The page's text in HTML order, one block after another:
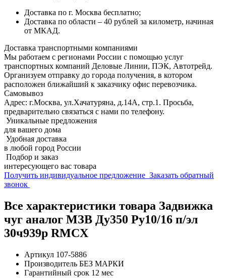
Доставка по г. Москва бесплатно;
Доставка по области – 40 рублей за километр, начиная
от МКАД.
Доставка транспортными компаниями
Мы работаем с регионами России с помощью услуг
транспортных компаний Деловые Линии, ПЭК, Автотрейд.
Организуем отправку до города получения, в котором
расположен ближайший к заказчику офис перевозчика.
Самовывоз
Адрес: г.Москва, ул.Хачатуряна, д.14А, стр.1. Просьба,
предварительно связаться с нами по телефону.
Уникальные предложения
для вашего дома
Удобная доставка
в любой город России
Подбор и заказ
интересующего вас товара
Получить индивидуальное предложение Заказать обратный
звонок
Все характеристики товара Задвижка
чуг аналог МЗВ Ду350 Ру10/16 п/эл
30ч939р RMCX
Артикул 107-5886
Производитель БЕЗ МАРКИ
Гарантийный срок 12 мес